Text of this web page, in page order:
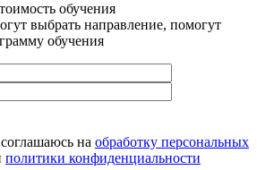
обучения
выбрать направление, помогут
обучения
на обработку персональных
политики конфиденциальности